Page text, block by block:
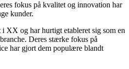
fokus på kvalitet og innovation har
kunder.
XX og har hurtigt etableret sig som en
Deres stærke fokus på
har gjort dem populære blandt